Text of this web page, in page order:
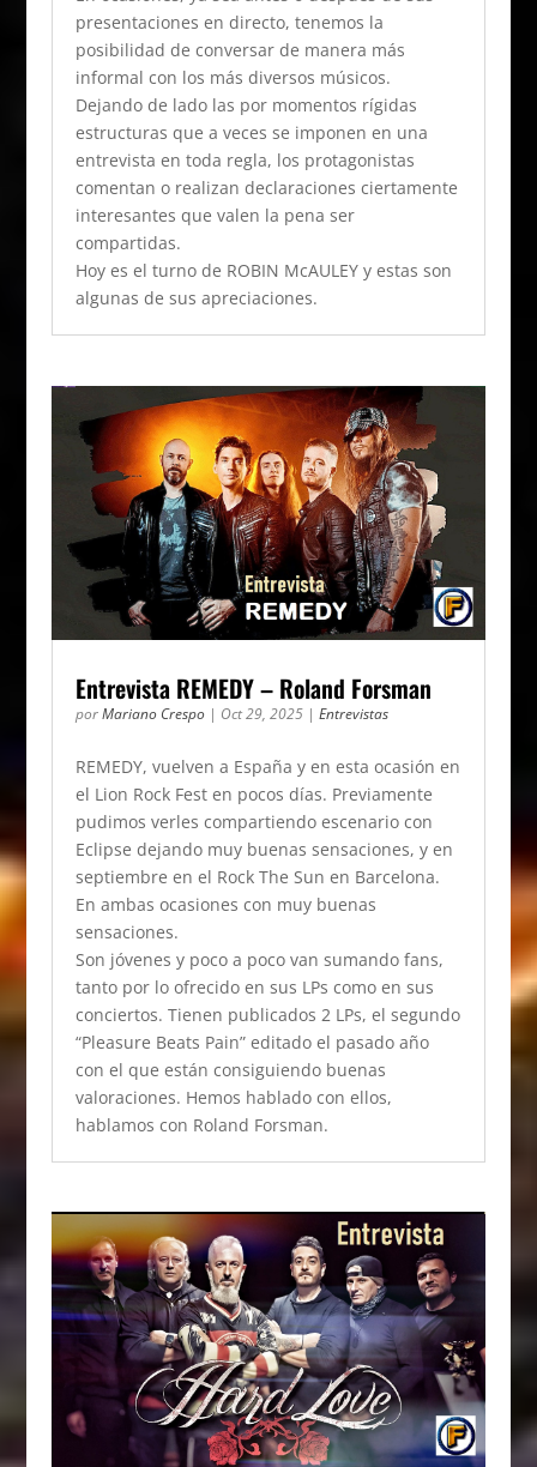
presentaciones en directo, tenemos la
posibilidad de conversar de manera más
informal con los más diversos músicos.
Dejando de lado las por momentos rígidas
estructuras que a veces se imponen en una
entrevista en toda regla, los protagonistas
comentan o realizan declaraciones ciertamente
interesantes que valen la pena ser
compartidas.
Hoy es el turno de ROBIN McAULEY y estas son
algunas de sus apreciaciones.
Entrevista REMEDY – Roland Forsman
porMariano Crespo| Oct 29, 2025| Entrevistas
REMEDY, vuelven a España y en esta ocasión en
el Lion Rock Fest en pocos días. Previamente
pudimos verles compartiendo escenario con
Eclipse dejando muy buenas sensaciones, y en
septiembre en el Rock The Sun en Barcelona.
En ambas ocasiones con muy buenas
sensaciones.
Son jóvenes y poco a poco van sumando fans,
tanto por lo ofrecido en sus LPs como en sus
conciertos. Tienen publicados 2 LPs, el segundo
“Pleasure Beats Pain” editado el pasado año
con el que están consiguiendo buenas
valoraciones. Hemos hablado con ellos,
hablamos con Roland Forsman.